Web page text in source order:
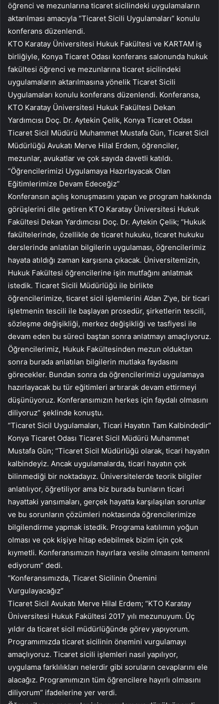
öğrenci ve mezunlarına ticaret sicilindeki uygulamaların
aktarılması amacıyla “Ticaret Sicili Uygulamaları” konulu
konferans düzenlendi.
KTO Karatay Üniversitesi Hukuk Fakültesi ve KARTAM iş
birliğiyle, Konya Ticaret Odası konferans salonunda hukuk
fakültesi öğrenci ve mezunlarına ticaret sicilindeki
uygulamaların aktarılmasına yönelik Ticaret Sicili
Uygulamaları konulu konferans düzenlendi. Konferansa,
KTO Karatay Üniversitesi Hukuk Fakültesi Dekan
Yardımcısı Doç. Dr. Aytekin Çelik, Konya Ticaret Odası
Ticaret Sicil Müdürü Muhammet Mustafa Gün, Ticaret Sicil
Müdürlüğü Avukatı Merve Hilal Erdem, öğrenciler,
mezunlar, avukatlar ve çok sayıda davetli katıldı.
“Öğrencilerimizi Uygulamaya Hazırlayacak Olan
Eğitimlerimize Devam Edeceğiz”
Konferansın açılış konuşmasını yapan ve program hakkında
görüşlerini dile getiren KTO Karatay Üniversitesi Hukuk
Fakültesi Dekan Yardımcısı Doç. Dr. Aytekin Çelik; “Hukuk
fakültelerinde, özellikle de ticaret hukuku, ticaret hukuku
derslerinde anlatılan bilgilerin uygulaması, öğrencilerimiz
hayata atıldığı zaman karşısına çıkacak. Üniversitemizin,
Hukuk Fakültesi öğrencilerine işin mutfağını anlatmak
istedik. Ticaret Sicili Müdürlüğü ile birlikte
öğrencilerimize, ticaret sicil işlemlerini A’dan Z’ye, bir ticari
işletmenin tescili ile başlayan prosedür, şirketlerin tescili,
sözleşme değişikliği, merkez değişikliği ve tasfiyesi ile
devam eden bu süreci baştan sonra anlatmayı amaçlıyoruz.
Öğrencilerimiz, Hukuk Fakültesinden mezun olduktan
sonra burada anlatılan bilgilerin mutlaka faydasını
görecekler. Bundan sonra da öğrencilerimizi uygulamaya
hazırlayacak bu tür eğitimleri artırarak devam ettirmeyi
düşünüyoruz. Konferansımızın herkes için faydalı olmasını
diliyoruz” şeklinde konuştu.
“Ticaret Sicil Uygulamaları, Ticari Hayatın Tam Kalbindedir”
Konya Ticaret Odası Ticaret Sicil Müdürü Muhammet
Mustafa Gün; “Ticaret Sicil Müdürlüğü olarak, ticari hayatın
kalbindeyiz. Ancak uygulamalarda, ticari hayatın çok
bilinmediği bir noktadayız. Üniversitelerde teorik bilgiler
anlatılıyor, öğretiliyor ama biz burada bunların ticari
hayattaki yansımaları, gerçek hayatta karşılaşılan sorunlar
ve bu sorunların çözümleri noktasında öğrencilerimize
bilgilendirme yapmak istedik. Programa katılımın yoğun
olması ve çok kişiye hitap edebilmek bizim için çok
kıymetli. Konferansımızın hayırlara vesile olmasını temenni
ediyorum” dedi.
“Konferansımızda, Ticaret Sicilinin Önemini
Vurgulayacağız”
Ticaret Sicil Avukatı Merve Hilal Erdem; “KTO Karatay
Üniversitesi Hukuk Fakültesi 2017 yılı mezunuyum. Üç
yıldır da ticaret sicil müdürlüğünde görev yapıyorum.
Programımızda ticaret sicilinin önemini vurgulamayı
amaçlıyoruz. Ticaret sicili işlemleri nasıl yapılıyor,
uygulama farklılıkları nelerdir gibi soruların cevaplarını ele
alacağız. Programımızın tüm öğrencilere hayırlı olmasını
diliyorum” ifadelerine yer verdi.